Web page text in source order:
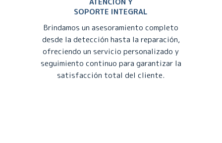
SOPORTE INTEGRAL
Brindamos un asesoramiento completo
desde la detección hasta la reparación,
ofreciendo un servicio personalizado y
seguimiento continuo para garantizar la
satisfacción total del cliente.